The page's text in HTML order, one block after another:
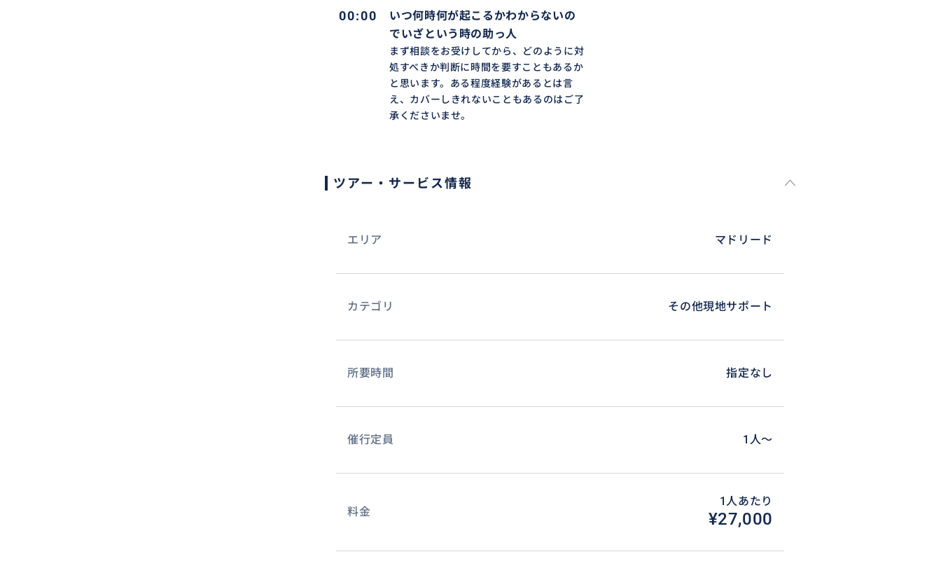
00:00
いつ何時何が起こるかわからないの
でいざという時の助っ人
まず相談をお受けしてから、どのように対
処すべきか判断に時間を要すこともあるか
と思います。ある程度経験があるとは言
え、カバーしきれないこともあるのはご了
承くださいませ。
ツアー・サービス情報
エリア マドリード
カテゴリ その他現地サポート
所要時間 指定なし
催行定員 1人〜
料金
1人あたり
¥27,000